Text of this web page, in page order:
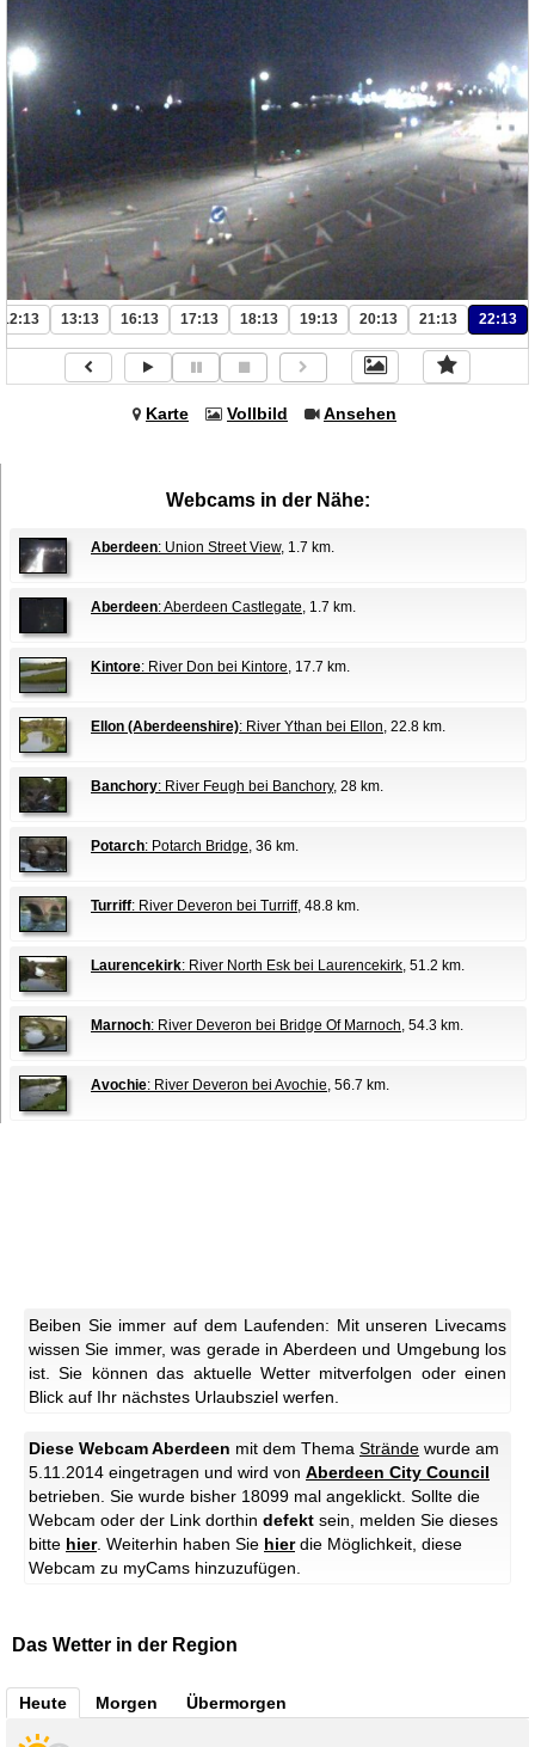
12:13 13:13 16:13 17:13 18:13 19:13 20:13 21:13 22:13
Karte Vollbild Ansehen
Webcams in der Nähe:
Aberdeen: Union Street View, 1.7 km.
Aberdeen: Aberdeen Castlegate, 1.7 km.
Kintore: River Don bei Kintore, 17.7 km.
Ellon (Aberdeenshire): River Ythan bei Ellon, 22.8 km.
Banchory: River Feugh bei Banchory, 28 km.
Potarch: Potarch Bridge, 36 km.
Turriff: River Deveron bei Turriff, 48.8 km.
Laurencekirk: River North Esk bei Laurencekirk, 51.2 km.
Marnoch: River Deveron bei Bridge Of Marnoch, 54.3 km.
Avochie: River Deveron bei Avochie, 56.7 km.
Beiben Sie immer auf dem Laufenden: Mit unseren Livecams
wissen Sie immer, was gerade in Aberdeen und Umgebung los
ist. Sie können das aktuelle Wetter mitverfolgen oder einen
Blick auf Ihr nächstes Urlaubsziel werfen.
Diese Webcam Aberdeen mit dem Thema Strände wurde am
5.11.2014 eingetragen und wird von Aberdeen City Council
betrieben. Sie wurde bisher 18099 mal angeklickt. Sollte die
Webcam oder der Link dorthin defekt sein, melden Sie dieses
bitte hier. Weiterhin haben Sie hierdie Möglichkeit, diese
Webcam zu myCams hinzuzufügen.
Das Wetter in der Region
Heute Morgen Übermorgen